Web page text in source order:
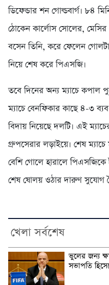
ডিফেন্ডার শন গোল্ডবার্গ। ৮৪
ঠোকেন কার্লোস সোলের, মেসির
বসেন তিনি, করে ফেলেন
নিয়ে শেষ করে পিএসজি।
তবে দিনের অন্য ম্যাচে কপাল
ম্যাচে বেনফিকার কাছে ৪-৩
বিদায় নিয়েছে দলটি। এই
গ্রুপসেরার লড়াইয়ে। শেষ ম্যাচে
বেশি গোলে হারালে
শেষ ষোলয় ওঠার দারুণ সুযোগ
খেলা সর্বশেষ
ভুলের জন্য
সভাপতি